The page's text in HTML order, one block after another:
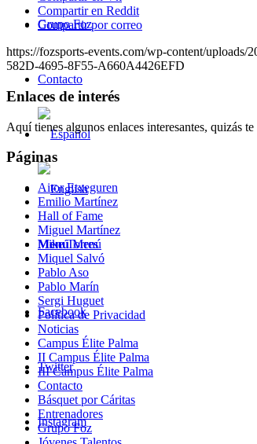
Grupo Foz
Contacto
Menú Menú
Facebook
Twitter
Instagram
Compartir en Reddit
Compartir por correo
https://fozsports-events.com/wp-content/uploads/
582D-4695-8F55-A660A4426EFD
Enlaces de interés
Aquí tienes algunos enlaces interesantes, quizás te
Páginas
Aitor Etxeguren
Emilio Martínez
Hall of Fame
Miguel Martínez
Mike Torres
Miquel Salvó
Pablo Aso
Pablo Marín
Sergi Huguet
Política de Privacidad
Noticias
Campus Élite Palma
II Campus Élite Palma
III Campus Élite Palma
Contacto
Básquet por Cáritas
Entrenadores
Grupo Foz